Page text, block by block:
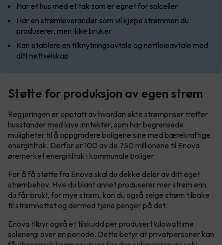
Har et hus med et tak som er egnet for solceller
Har en strømleverandør som vil kjøpe strømmen du
produserer, men ikke bruker
Kan etablere en tilknytningsavtale og nettleieavtale med
ditt nettselskap
Støtte for produksjon av egen strøm
Regjeringen er opptatt av hvordan økte strømpriser treffer
husstander med lave inntekter, som har begrensede
muligheter til å oppgradere boligene sine med bærekraftige
energitiltak. Derfor er 100 av de 750 millionene til Enova
øremerket energitiltak i kommunale boliger.
For å få støtte fra Enova skal du dekke deler av ditt eget
strømbehov. Hvis du blant annet produserer mer strøm enn
du får brukt, for mye strøm, kan du også selge strøm tilbake
til strømnettet og dermed tjene penger på det.
Enova tilbyr også et tilskudd per produsert kilowattime
solenergi over en periode. Dette betyr at privatpersoner kan